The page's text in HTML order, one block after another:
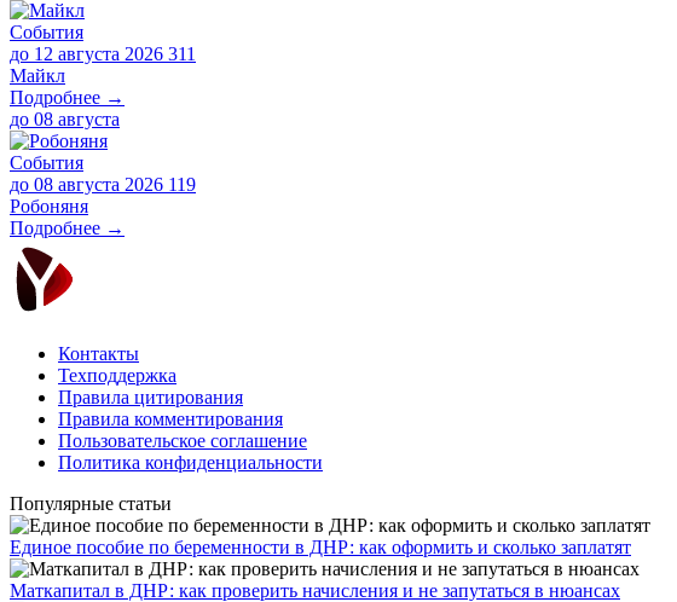
События
до 12 августа 2026 311
Майкл
Подробнее →
до 08 августа
События
до 08 августа 2026 119
Робоняня
Подробнее →
Контакты
Техподдержка
Правила цитирования
Правила комментирования
Пользовательское соглашение
Политика конфиденциальности
Популярные статьи
Единое пособие по беременности в ДНР: как оформить и сколько заплатят
​Маткапитал в ДНР: как проверить начисления и не запутаться в нюансах